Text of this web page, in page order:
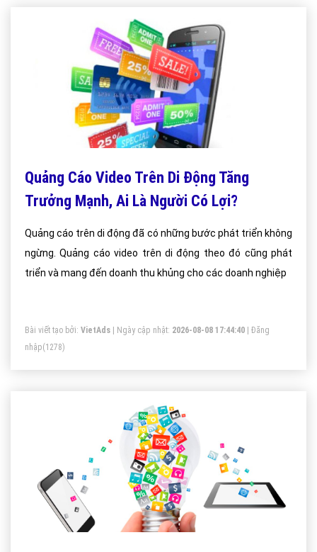
Quảng Cáo Video Trên Di Động Tăng
Trưởng Mạnh, Ai Là Người Có Lợi?
Quảng cáo trên di động đã có những bước phát triển không
ngừng. Quảng cáo video trên di động theo đó cũng phát
triển và mang đến doanh thu khủng cho các doanh nghiệp
Bài viết tạo bởi: VietAds | Ngày cập nhật: 2026-08-08 17:44:40
Đăng
nhập(1278)